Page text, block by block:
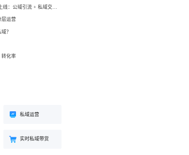
适配出海场景的全新产品，实现海
加盟培育、连锁门店管理、企业商
层运营
？
转化率
私域运营
实时私域带货